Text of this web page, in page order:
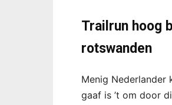
Trailrun hoog
rotswanden
Menig Nederlander
gaaf is ’t om door